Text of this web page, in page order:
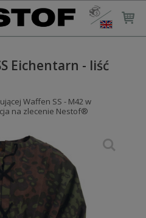
Eichentarn - liść
Waffen SS - M42 w
na zlecenie Nestof®